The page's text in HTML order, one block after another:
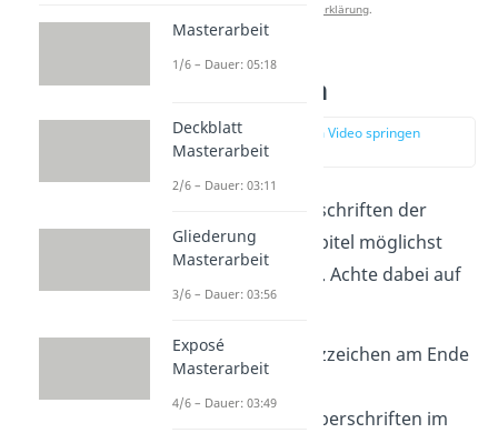
Datenschutzerklärung.
Überschriften
zur Stelle im Video springen
(04:24)
Formuliere die Überschriften der
Kapitel und Unterkapitel möglichst
. Achte dabei auf
folgende Punkte:
Mache keine Satzzeichen am Ende
Überprüfe, ob Überschriften im
Masterarbeit
1/6 – Dauer: 05:18
Deckblatt
Masterarbeit
2/6 – Dauer: 03:11
Gliederung
Masterarbeit
3/6 – Dauer: 03:56
Exposé
Masterarbeit
4/6 – Dauer: 03:49